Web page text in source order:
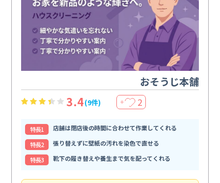
おそうじ本舗
3.4(9件) ＋ 2
特⻑1
店舗は閉店後の時間に合わせて作業してくれる
特⻑2
張り替えずに壁紙の汚れを染色で直せる
特⻑3
靴下の履き替えや養生まで気を配ってくれる